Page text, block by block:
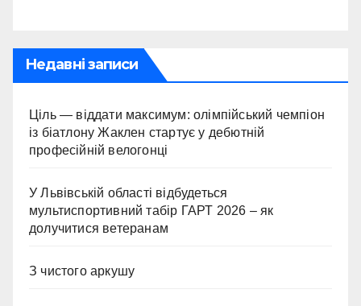
Недавні записи
Ціль — віддати максимум: олімпійський чемпіон
із біатлону Жаклен стартує у дебютній
професійній велогонці
У Львівській області відбудеться
мультиспортивний табір ГАРТ 2026 – як
долучитися ветеранам
З чистого аркушу